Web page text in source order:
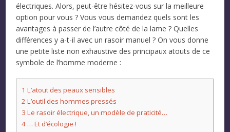
électriques. Alors, peut-être hésitez-vous sur la meilleure
option pour vous ? Vous vous demandez quels sont les
avantages à passer de l’autre côté de la lame ? Quelles
différences y a-t-il avec un rasoir manuel ? On vous donne
une petite liste non exhaustive des principaux atouts de ce
symbole de l’homme moderne :
1 L’atout des peaux sensibles
2 L’outil des hommes pressés
3 Le rasoir électrique, un modèle de praticité…
4 … Et d’écologie !